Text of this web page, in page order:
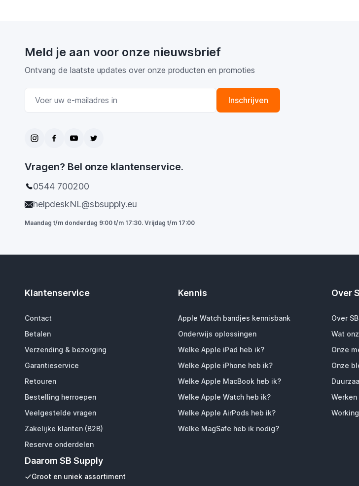
Meld je aan voor onze nieuwsbrief
Ontvang de laatste updates over onze producten en promoties
Inschrijven
Vragen? Bel onze klantenservice.
0544 700200
helpdeskNL@sbsupply.eu
Maandag t/m donderdag 9:00 t/m 17:30. Vrijdag t/m 17:00
Klantenservice
Contact
Betalen
Verzending & bezorging
Garantieservice
Retouren
Bestelling herroepen
Veelgestelde vragen
Zakelijke klanten (B2B)
Reserve onderdelen
Daarom SB Supply
Groot en uniek assortiment
Kennis
Apple Watch bandjes kennisbank
Onderwijs oplossingen
Welke Apple iPad heb ik?
Welke Apple iPhone heb ik?
Welke Apple MacBook heb ik?
Welke Apple Watch heb ik?
Welke Apple AirPods heb ik?
Welke MagSafe heb ik nodig?
Over
Over
Wat
Onze
Onze